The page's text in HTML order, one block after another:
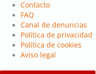
Contacto
FAQ
Canal de denuncias
Política de privacidad
Política de cookies
Aviso legal